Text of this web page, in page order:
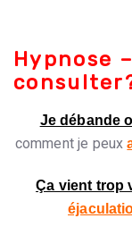
Hypnose
Je débande
comment je peux
Ça vient trop